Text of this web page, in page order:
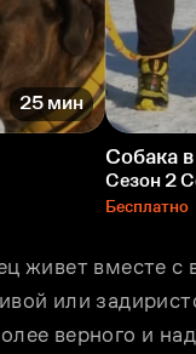
25 мин
Собака
Сезон 2
Бесплатно
живет вместе с
или
верного и